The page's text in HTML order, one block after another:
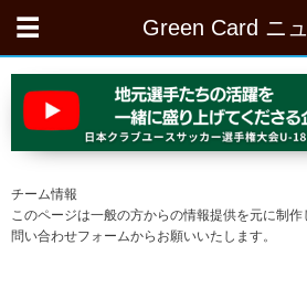
Green Card ニ
チーム情報
このページは一般の方からの情報提供を元に制
問い合わせフォームからお願いいたします。